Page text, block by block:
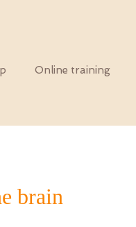
Online training
brain